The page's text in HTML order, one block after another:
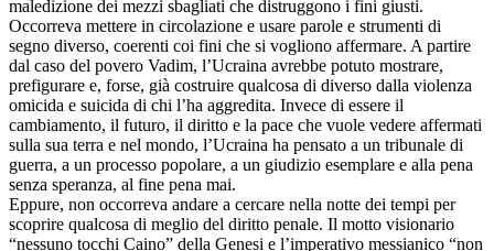
maledizione dei mezzi sbagliati che distruggono i fini giusti.
Occorreva mettere in circolazione e usare parole e strumenti di
segno diverso, coerenti coi fini che si vogliono affermare. A partire
dal caso del povero Vadim, l’Ucraina avrebbe potuto mostrare,
prefigurare e, forse, già costruire qualcosa di diverso dalla violenza
omicida e suicida di chi l’ha aggredita. Invece di essere il
cambiamento, il futuro, il diritto e la pace che vuole vedere affermati
sulla sua terra e nel mondo, l’Ucraina ha pensato a un tribunale di
guerra, a un processo popolare, a un giudizio esemplare e alla pena
senza speranza, al fine pena mai.
Eppure, non occorreva andare a cercare nella notte dei tempi per
scoprire qualcosa di meglio del diritto penale. Il motto visionario
“nessuno tocchi Caino” della Genesi e l’imperativo messianico “non